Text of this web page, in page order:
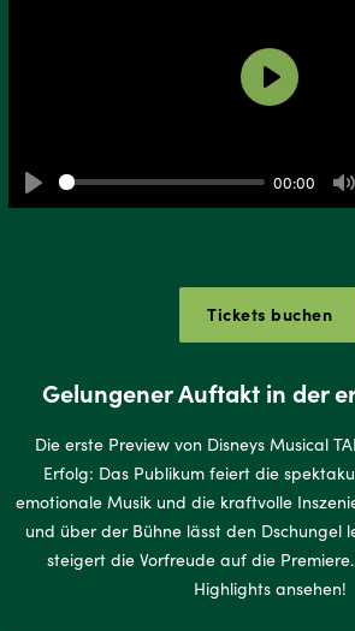
Play
00:00
Play
Tickets buchen
Gelungener Auftakt in der
Die erste Preview von Disneys Musical
Erfolg: Das Publikum feiert die
emotionale Musik und die kraftvolle
und über der Bühne lässt den Dschungel
steigert die Vorfreude auf die
Highlights ansehen!